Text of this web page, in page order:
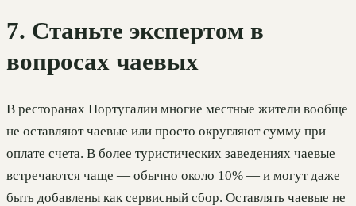
7. Станьте экспертом в
вопросах чаевых
В ресторанах Португалии многие местные жители вообще
не оставляют чаевые или просто округляют сумму при
оплате счета. В более туристических заведениях чаевые
встречаются чаще — обычно около 10% — и могут даже
быть добавлены как сервисный сбор. Оставлять чаевые не